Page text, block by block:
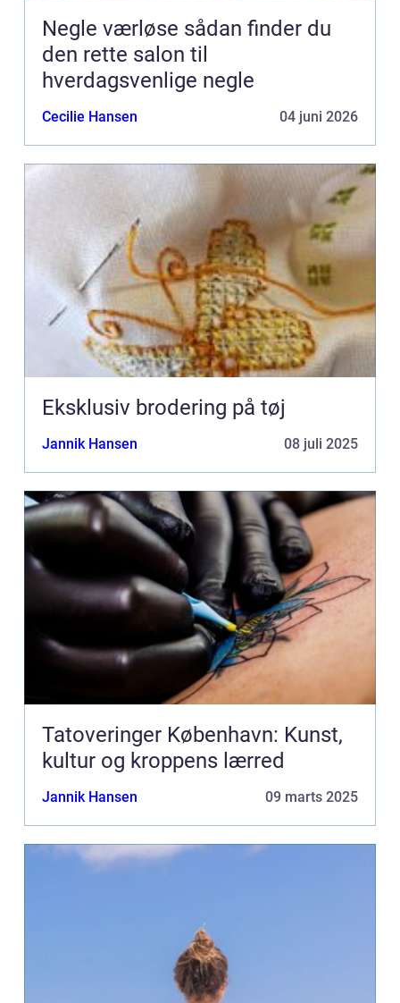
Negle værløse sådan finder du
den rette salon til
hverdagsvenlige negle
Cecilie Hansen 04 juni 2026
Eksklusiv brodering på tøj
Jannik Hansen 08 juli 2025
Tatoveringer København: Kunst,
kultur og kroppens lærred
Jannik Hansen 09 marts 2025